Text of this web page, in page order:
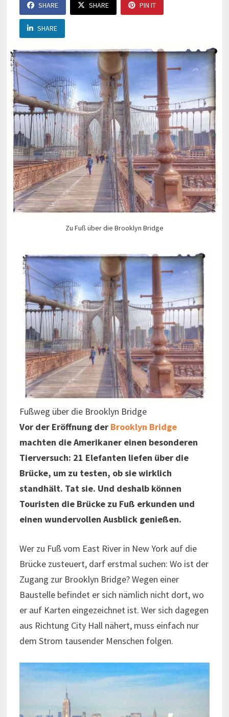
SHARE SHARE PIN IT
SHARE
Zu Fuß über die Brooklyn Bridge
Fußweg über die Brooklyn Bridge
Vor der Eröffnung der Brooklyn Bridge
machten die Amerikaner einen besonderen
Tierversuch: 21 Elefanten liefen über die
Brücke, um zu testen, ob sie wirklich
standhält. Tat sie. Und deshalb können
Touristen die Brücke zu Fuß erkunden und
einen wundervollen Ausblick genießen.
Wer zu Fuß vom East River in New York auf die
Brücke zusteuert, darf erstmal suchen: Wo ist der
Zugang zur Brooklyn Bridge? Wegen einer
Baustelle befindet er sich nämlich nicht dort, wo
er auf Karten eingezeichnet ist. Wer sich dagegen
aus Richtung City Hall nähert, muss einfach nur
dem Strom tausender Menschen folgen.